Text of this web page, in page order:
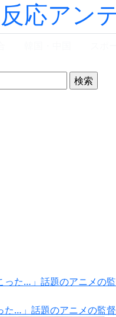
応アン
た…」話題のアニメの監